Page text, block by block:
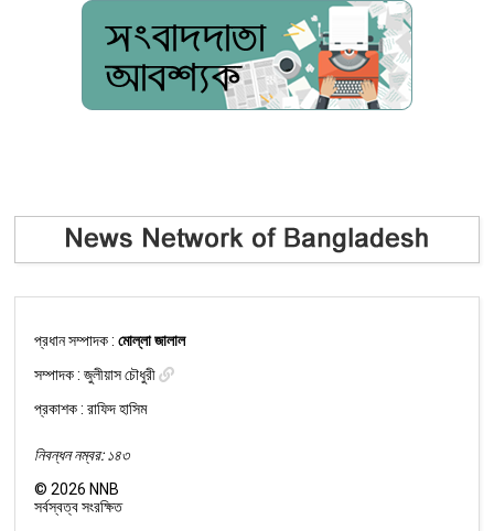
প্রধান সম্পাদক :মোল্লা জালাল
সম্পাদক :জুলীয়াস চৌধুরী
প্রকাশক : রাফিদ হাসিম
নিবন্ধন নম্বর: ১৪৩
©2026 NNB
সর্বস্বত্ব সংরক্ষিত